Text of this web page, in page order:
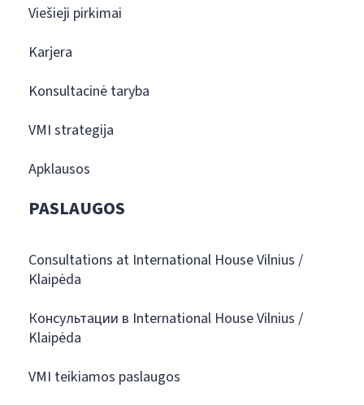
Viešieji pirkimai
Karjera
Konsultacinė taryba
VMI strategija
Apklausos
PASLAUGOS
Consultations at International House Vilnius /
Klaipėda
Консультации в International House Vilnius /
Klaipėda
VMI teikiamos paslaugos